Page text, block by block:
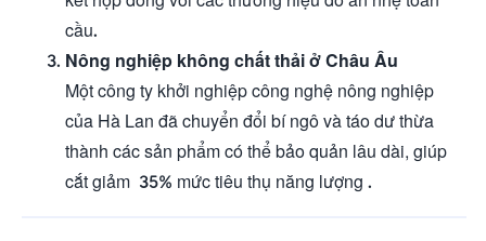
cầu.
Nông nghiệp không chất thải ở Châu Âu
Một công ty khởi nghiệp công nghệ nông nghiệp
của Hà Lan đã chuyển đổi bí ngô và táo dư thừa
thành các sản phẩm có thể bảo quản lâu dài, giúp
cắt giảm 35% mức tiêu thụ năng lượng .